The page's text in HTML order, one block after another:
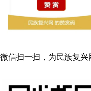
微信扫一扫，为民族复兴